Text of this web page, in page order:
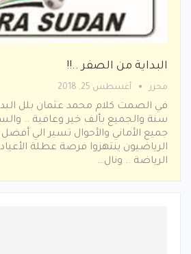
البداية من الصفر ..!!
محرر أغسطس 25, 2018
في الصمت كلام محمد عثمان بلل
سنة والجميع بألف خير وعافية ..
جميع الأماني والأحوال تسير الي
الرياضيون ينتهزوا فرصة عطلة
الرياضة .. ونال…